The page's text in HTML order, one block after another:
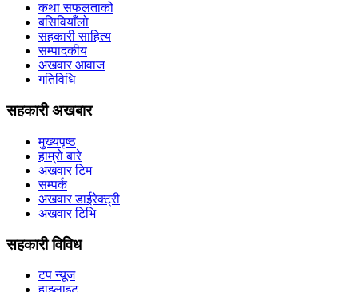
कथा सफलताको
बसिवियाँलो
सहकारी साहित्य
सम्पादकीय
अखवार आवाज
गतिविधि
सहकारी अखबार
मुख्यपृष्ठ
हाम्रो बारे
अखवार टिम
सम्पर्क
अखवार डाईरेक्ट्री
अखवार टिभि
सहकारी विविध
टप न्यूज